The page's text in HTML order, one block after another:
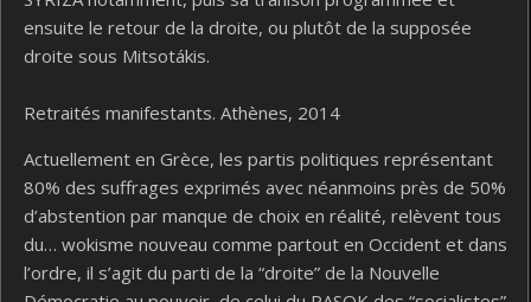
ensuite le retour de la droite, ou plutôt de la supposée
droite sous Mitsotákis.
Retraités manifestants. Athènes, 2014
Actuellement en Grèce, les partis politiques représentant
80% des suffrages exprimés avec néanmoins près de 50%
d’abstention par manque de choix en réalité, relèvent tous
du… wokisme nouveau comme partout en Occident et dans
l’ordre, il s’agit du parti de la “droite” de la Nouvelle